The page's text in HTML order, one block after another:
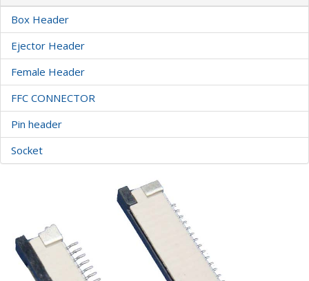
Box Header
Ejector Header
Female Header
FFC CONNECTOR
Pin header
Socket